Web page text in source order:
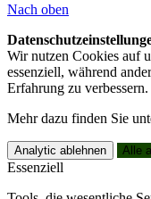
Nach oben
Wir nutzen Cookies auf
essenziell, während
Erfahrung zu verbessern.
Mehr dazu finden Sie
Analytic ablehnen Alle
Essenziell